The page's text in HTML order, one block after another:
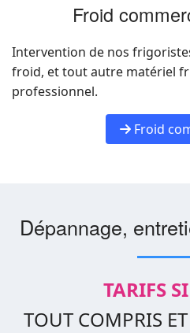
Froid
Intervention de nos
froid, et tout autre matériel
professionnel.
Froid
Dépannage,
TARIFS
TOUT COMPRIS